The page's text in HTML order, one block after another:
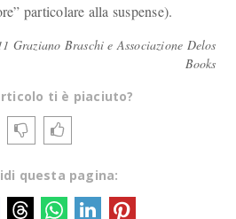
particolare alla suspense).
Braschi e Associazione Delos
Books
ti è piaciuto?
questa pagina: